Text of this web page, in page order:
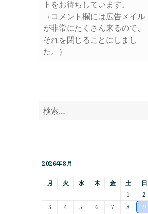
トをお待ちしています。
（コメント欄には広告メイル
が非常にたくさん来るので、
それを閉じることにしまし
た。）
検
索:
2026年8月
月 火 水 木 金 土
日
1
2
3
4 5 6 7 8
9